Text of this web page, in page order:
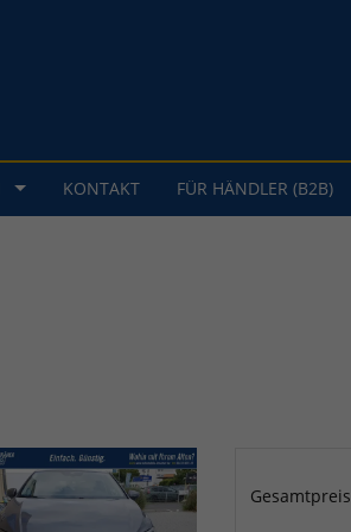
KONTAKT FÜR HÄNDLER (B2B)
Gesamtpreis